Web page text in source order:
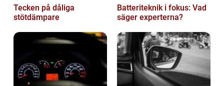
Tecken på dåliga
stötdämpare
Batteriteknik i fokus: Vad
säger experterna?